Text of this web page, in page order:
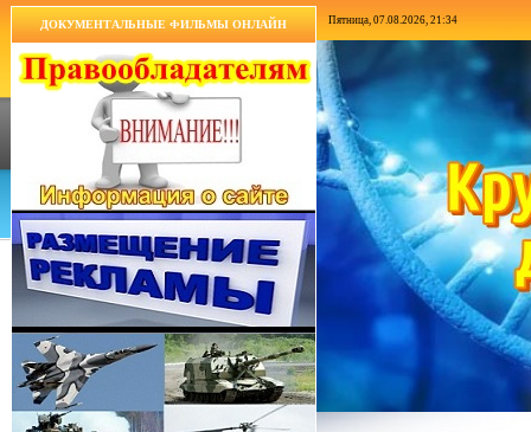
ДОКУМЕНТАЛЬНЫЕ ФИЛЬМЫ ОНЛАЙН Пятница, 07.08.2026, 21:34